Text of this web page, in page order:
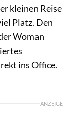
kleinen Reise
Platz. Den
Woman
ins Office.
ANZEIGE